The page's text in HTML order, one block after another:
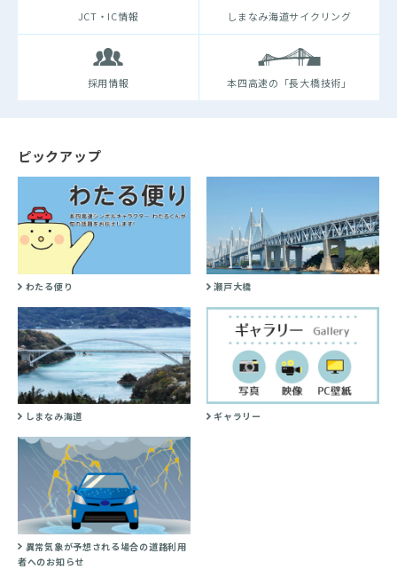
JCT・IC情報 しまなみ海道サイクリング
採用情報 本四高速の「長大橋技術」
ピックアップ
わたる便り 瀬戸大橋
しまなみ海道 ギャラリー
異常気象が予想される場合の道路利用
者へのお知らせ